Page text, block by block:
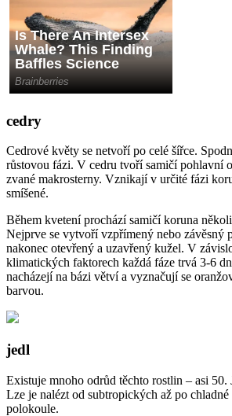
cedry
Cedrové květy se netvoří po celé šířce.
růstovou fázi. V cedru tvoří samičí pohlavní
zvané makrosterny. Vznikají v určité fázi
smíšené.
Během kvetení prochází samičí koruna
Nejprve se vytvoří vzpřímený nebo závěsný
nakonec otevřený a uzavřený kužel. V
klimatických faktorech každá fáze trvá 3-6
nacházejí na bázi větví a vyznačují se
barvou.
jedl
Existuje mnoho odrůd těchto rostlin – asi 50.
Lze je nalézt od subtropických až po chladné
polokoule.